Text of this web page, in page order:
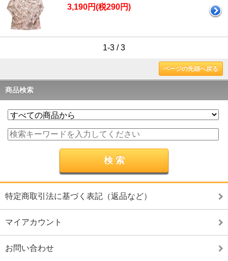
3,190円(税290円)
1-3 / 3
ページの先頭へ戻る
商品検索
特定商取引法に基づく表記（返品など）
マイアカウント
お問い合わせ